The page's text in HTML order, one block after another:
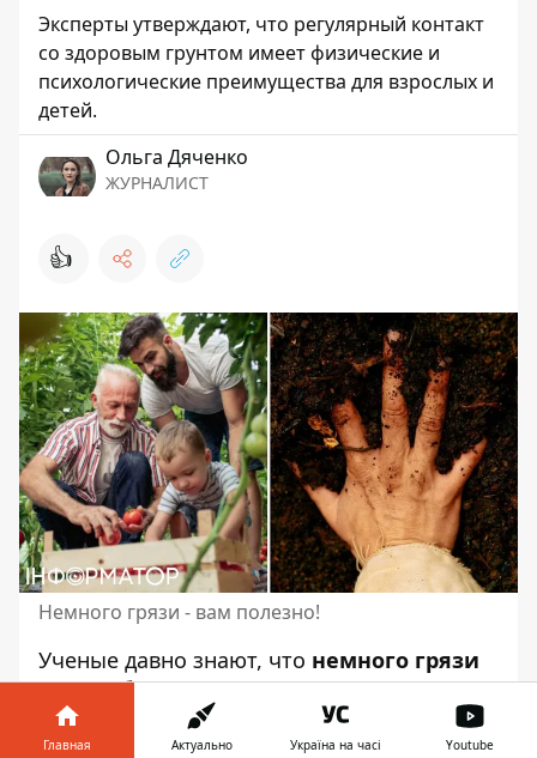
Эксперты утверждают, что регулярный контакт
со здоровым грунтом имеет физические и
психологические преимущества для взрослых и
детей.
Ольга Дяченко
ЖУРНАЛИСТ
👍
Немного грязи - вам полезно!
Ученые давно знают, что немного грязи
может быть полезным.Исследования
показали, что люди, выросшие на фермах,
например,
реже болеют астмой,
Главная Актуально Україна на часі Youtube